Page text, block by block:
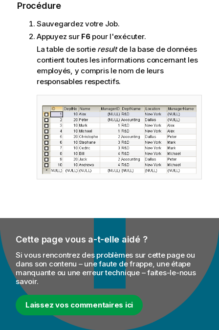
Procédure
Sauvegardez votre Job.
Appuyez sur F6pour l'exécuter.
La table de sortie resultde la base de données
contient toutes les informations concernant les
employés, y compris le nom de leurs
responsables respectifs.
Cette page vous a-t-elle aidé ?
Si vous rencontrez des problèmes sur cette page ou
dans son contenu – une faute de frappe, une étape
manquante ou une erreur technique – faites-le-nous
savoir.
Laissez vos commentaires ici